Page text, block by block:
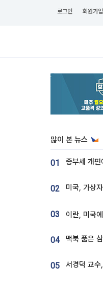
로그인 회원가입
많이 본 뉴스
01
02
03
04
05